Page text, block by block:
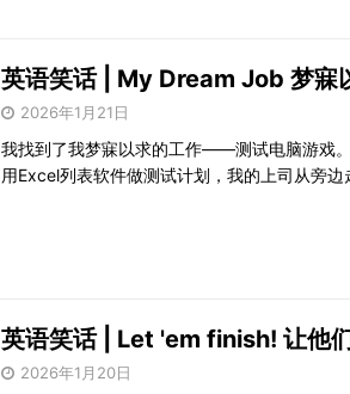
英语笑话 | My Dream Job 梦寐
2026年1月21日
我找到了我梦寐以求的工作——测试电脑游戏
用Excel列表软件做测试计划，我的上司从旁边
英语笑话 | Let 'em finish! 让他
2026年1月20日